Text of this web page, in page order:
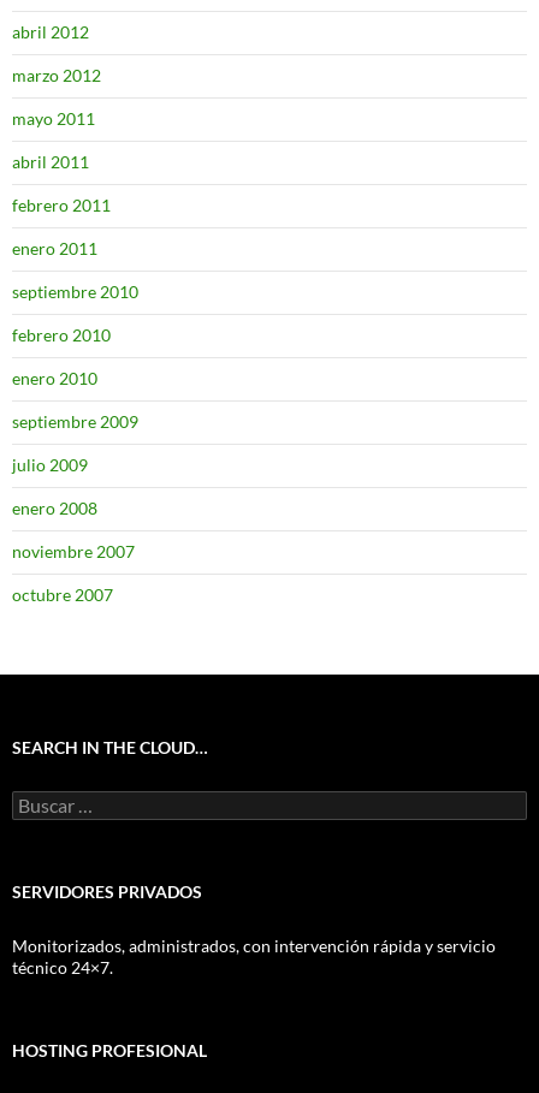
abril 2012
marzo 2012
mayo 2011
abril 2011
febrero 2011
enero 2011
septiembre 2010
febrero 2010
enero 2010
septiembre 2009
julio 2009
enero 2008
noviembre 2007
octubre 2007
SEARCH IN THE CLOUD…
Buscar:
SERVIDORES PRIVADOS
Monitorizados, administrados, con intervención rápida y servicio
técnico 24×7.
HOSTING PROFESIONAL